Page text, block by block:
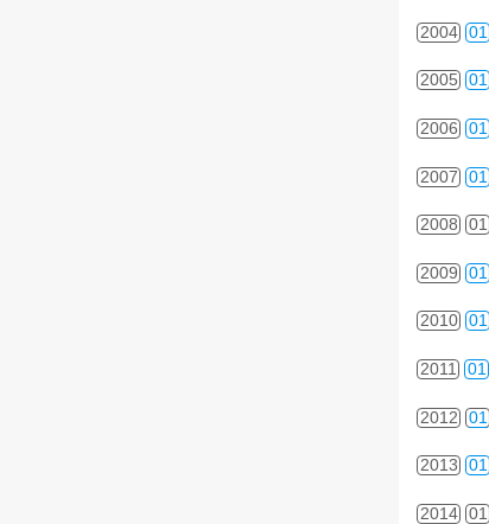
2004 01
2005 01
2006 01
2007 01
2008 01
2009 01
2010 01
2011 01
2012 01
2013 01
2014 01